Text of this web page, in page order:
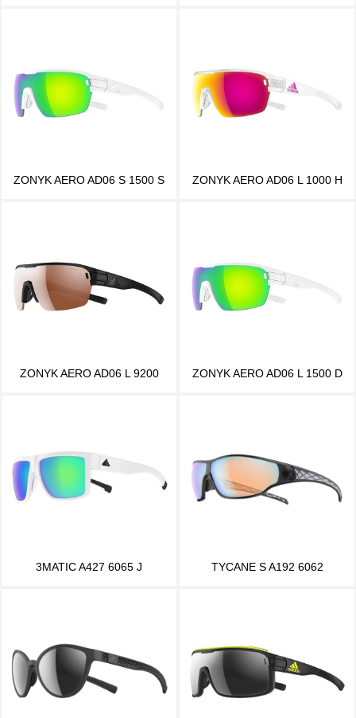
ZONYK AERO AD06 S 1500 S ZONYK AERO AD06 L 1000 H
ZONYK AERO AD06 L 9200 ZONYK AERO AD06 L 1500 D
3MATIC A427 6065 J TYCANE S A192 6062